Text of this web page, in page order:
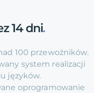
14 dni.
100 przewoźników.
system realizacji
języków.
oprogramowanie